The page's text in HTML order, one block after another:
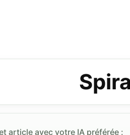
article avec votre IA préférée :